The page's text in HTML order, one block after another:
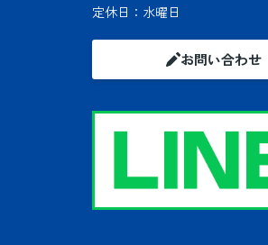
定休日： 水曜日
お問い合わせ